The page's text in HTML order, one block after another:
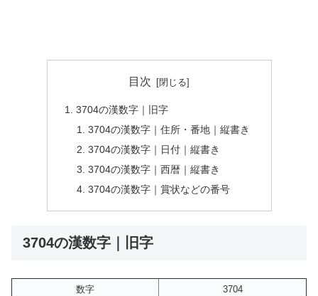
目次
3704の漢数字｜旧字
3704の漢数字｜住所・番地｜縦書き
3704の漢数字｜日付｜縦書き
3704の漢数字｜西暦｜縦書き
3704の漢数字｜賞状などの番号
3704の漢数字｜旧字
数字
3704